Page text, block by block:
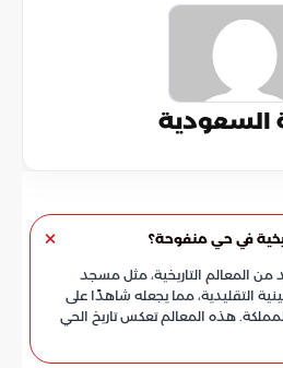
السعودية
في حي منفوحة؟
المعالم التاريخية، مثل مسجد
التقليدية، مما يجعله شاهدًا على
هذه المعالم تعكس تاريخ الحي